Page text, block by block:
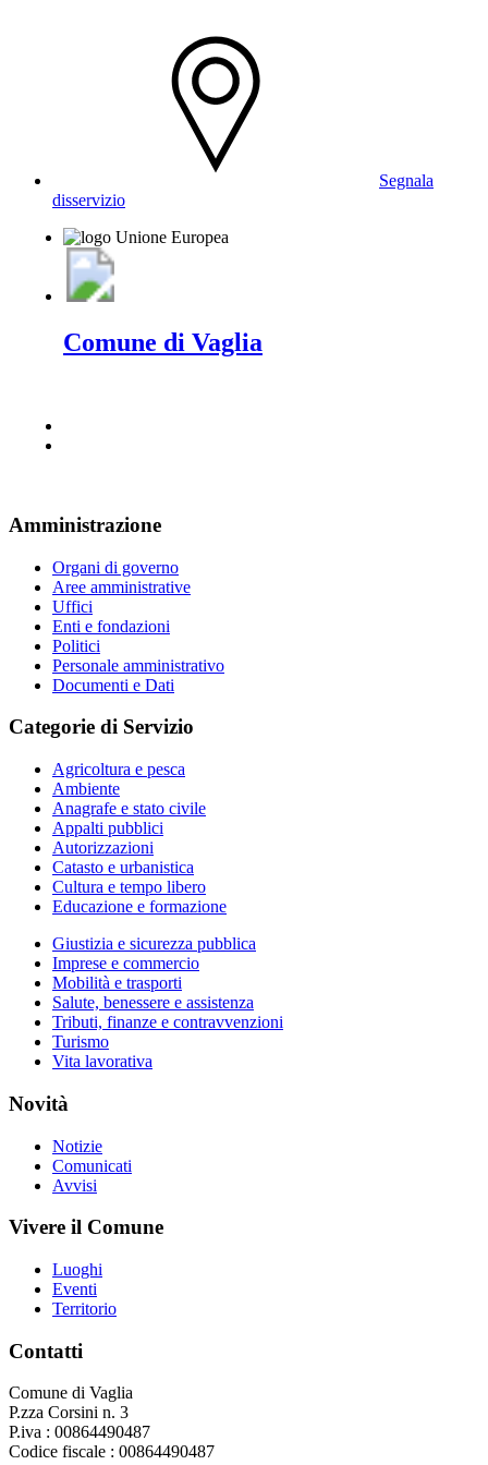
Segnala
disservizio
Comune di Vaglia
Amministrazione
Organi di governo
Aree amministrative
Uffici
Enti e fondazioni
Politici
Personale amministrativo
Documenti e Dati
Categorie di Servizio
Agricoltura e pesca
Ambiente
Anagrafe e stato civile
Appalti pubblici
Autorizzazioni
Catasto e urbanistica
Cultura e tempo libero
Educazione e formazione
Giustizia e sicurezza pubblica
Imprese e commercio
Mobilità e trasporti
Salute, benessere e assistenza
Tributi, finanze e contravvenzioni
Turismo
Vita lavorativa
Novità
Notizie
Comunicati
Avvisi
Vivere il Comune
Luoghi
Eventi
Territorio
Contatti
Comune di Vaglia
P.zza Corsini n. 3
P.iva : 00864490487
Codice fiscale : 00864490487